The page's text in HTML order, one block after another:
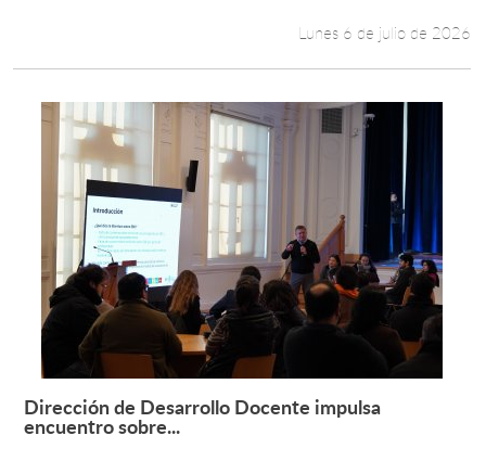
Lunes 6 de julio de 2026
Leer más +
Dirección de Desarrollo Docente impulsa
encuentro sobre...